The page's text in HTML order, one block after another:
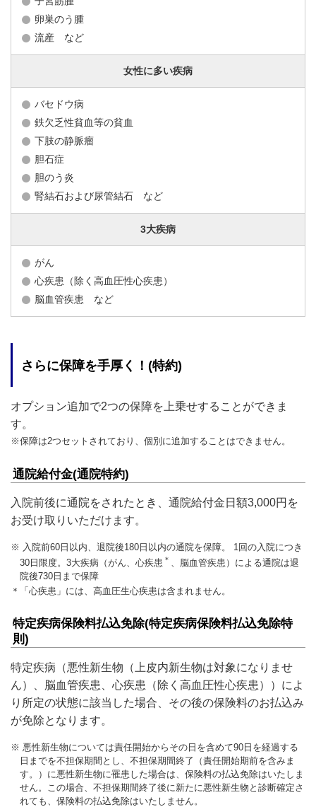
卵巣のう腫
流産 など
女性に多い疾病
バセドウ病
鉄欠乏性貧血等の貧血
下肢の静脈瘤
胆石症
胆のう炎
腎結石および尿管結石 など
3大疾病
がん
心疾患（除く高血圧性心疾患）
脳血管疾患 など
さらに保障を手厚く！(特約)
オプション追加で2つの保障を上乗せすることができま
す。
※保障は2つセットされており、個別に追加することはできません。
通院給付金(通院特約)
入院前後に通院をされたとき、通院給付金日額3,000円を
お受け取りいただけます。
※ 入院前60日以内、退院後180日以内の通院を保障。 1回の入院につき
30日限度。3大疾病（がん、心疾患 ＊ 、脳血管疾患）による通院は退
院後730日まで保障
＊「心疾患」には、高血圧生心疾患は含まれません。
特定疾病保険料払込免除(特定疾病保険料払込免除特
則)
特定疾病（悪性新生物（上皮内新生物は対象になりませ
ん）、脳血管疾患、心疾患（除く高血圧性心疾患））によ
り所定の状態に該当した場合、その後の保険料のお払込み
が免除となります。
※ 悪性新生物については責任開始からその日を含めて90日を経過する
日までを不担保期間とし、不担保期間終了（責任開始期前を含みま
す。）に悪性新生物に罹患した場合は、保険料の払込免除はいたしま
せん。この場合、不担保期間終了後に新たに悪性新生物と診断確定さ
れても、保険料の払込免除はいたしません。